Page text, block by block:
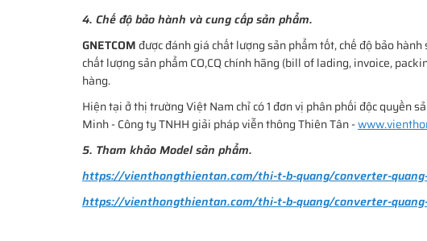
4. Chế độ bảo hành và cung cấp sản phẩm.
GNETCOM được đánh giá chất lượng sản phẩm tốt, chế độ bảo
chất lượng sản phẩm CO,CQ chính hãng (bill of lading, invoice,
hàng.
Hiện tại ở thị trường Việt Nam chỉ có 1 đơn vị phân phối độc quyền
Minh - Công ty TNHH giải pháp viễn thông Thiên Tân -
5. Tham khảo Model sản phẩm.
https://vienthongthientan.com/thi-t-b-quang/converter-
https://vienthongthientan.com/thi-t-b-quang/converter-